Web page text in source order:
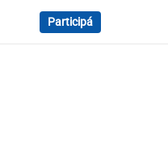
Participá